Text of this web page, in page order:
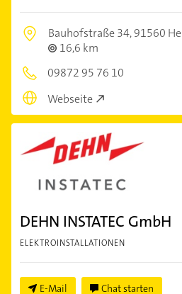
Bauhofstraße 34,91560
16,6 km
09872 95 76 10
Webseite
DEHN INSTATEC GmbH
ELEKTROINSTALLATIONEN
E-Mail Chat starten